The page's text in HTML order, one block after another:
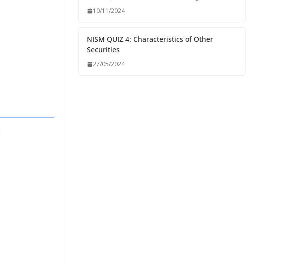
10/11/2024
NISM QUIZ 4: Characteristics of Other
Securities
27/05/2024